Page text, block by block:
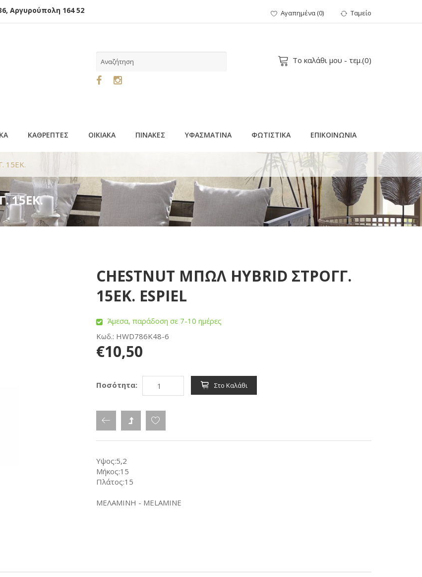
Αργυρούπολη 164 52 Αγαπημένα(0) Ταμείο
Το καλάθι μου - τεμ.(0)
ΚΑΘΡΕΠΤΕΣ ΟΙΚΙΑΚΑ ΠΙΝΑΚΕΣ ΥΦΑΣΜΑΤΙΝΑ ΦΩΤΙΣΤΙΚΑ ΕΠΙΚΟΙΝΩΝΙΑ
15ΕΚ.
15ΕΚ.
CHESTNUT ΜΠΩΛ HYBRID ΣΤΡΟΓΓ.
15ΕΚ. ESPIEL
Άμεσα, παράδοση σε 7-10 ημέρες
Κωδ.: HWD786K48-6
€10,50
Ποσότητα: Στο Καλάθι
Υψος:5,2
Μήκος:15
Πλάτος:15
ΜΕΛΑΜΙΝΗ - MELAMINE